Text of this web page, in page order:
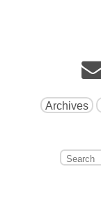
Archives